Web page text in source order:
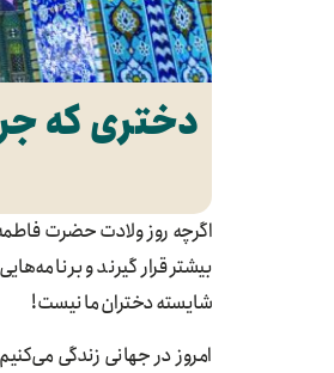
دختری که
اگرچه روز ولادت حضرت
بیشتر قرار گیرند و
شایسته دختران ما نیست!
امروز در جهانی زندگی